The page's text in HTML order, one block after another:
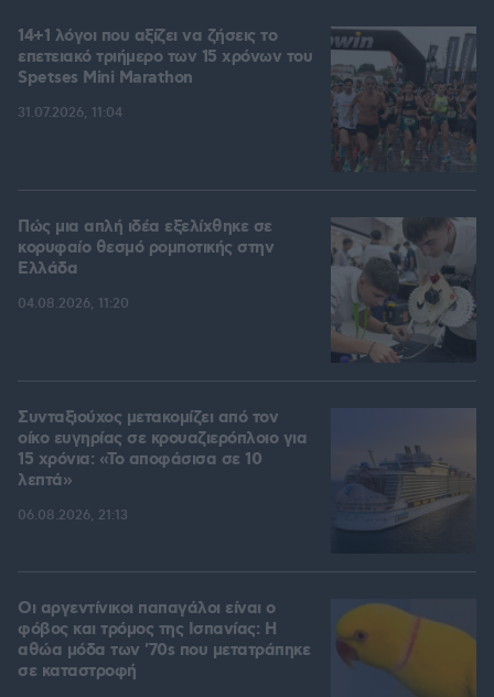
14+1 λόγοι που αξίζει να ζήσεις το
επετειακό τριήμερο των 15 χρόνων του
Spetses Mini Marathon
31.07.2026, 11:04
Πώς μια απλή ιδέα εξελίχθηκε σε
κορυφαίο θεσμό ρομποτικής στην
Ελλάδα
04.08.2026, 11:20
Συνταξιούχος μετακομίζει από τον
οίκο ευγηρίας σε κρουαζιερόπλοιο για
15 χρόνια: «Το αποφάσισα σε 10
λεπτά»
06.08.2026, 21:13
Οι αργεντίνικοι παπαγάλοι είναι ο
φόβος και τρόμος της Ισπανίας: Η
αθώα μόδα των '70s που μετατράπηκε
σε καταστροφή